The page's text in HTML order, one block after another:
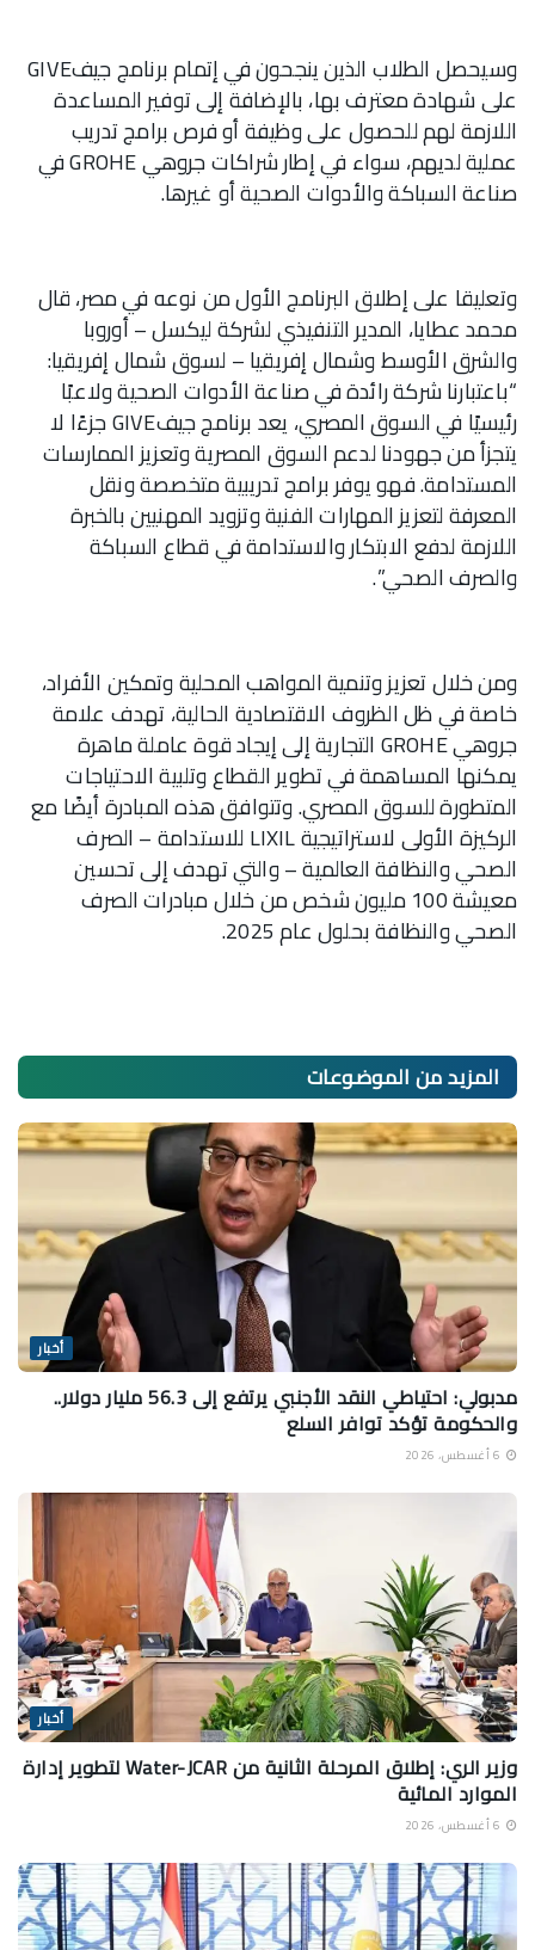
وسيحصل الطلاب الذين ينجحون في إتمام برنامج جيفGIVE
على شهادة معترف بها، بالإضافة إلى توفير المساعدة
اللازمة لهم للحصول على وظيفة أو فرص برامج تدريب
عملية لديهم، سواء في إطار شراكات جروهي GROHE في
صناعة السباكة والأدوات الصحية أو غيرها.
وتعليقا على إطلاق البرنامج الأول من نوعه في مصر، قال
محمد عطايا، المدير التنفيذي لشركة ليكسل – أوروبا
والشرق الأوسط وشمال إفريقيا – لسوق شمال إفريقيا:
“باعتبارنا شركة رائدة في صناعة الأدوات الصحية ولاعبًا
رئيسيًا في السوق المصري، يعد برنامج جيفGIVE جزءًا لا
يتجزأ من جهودنا لدعم السوق المصرية وتعزيز الممارسات
المستدامة. فهو يوفر برامج تدريبية متخصصة ونقل
المعرفة لتعزيز المهارات الفنية وتزويد المهنيين بالخبرة
اللازمة لدفع الابتكار والاستدامة في قطاع السباكة
والصرف الصحي”.
ومن خلال تعزيز وتنمية المواهب المحلية وتمكين الأفراد،
خاصة في ظل الظروف الاقتصادية الحالية، تهدف علامة
جروهي GROHE التجارية إلى إيجاد قوة عاملة ماهرة
يمكنها المساهمة في تطوير القطاع وتلبية الاحتياجات
المتطورة للسوق المصري. وتتوافق هذه المبادرة أيضًا مع
الركيزة الأولى لاستراتيجية LIXIL للاستدامة – الصرف
الصحي والنظافة العالمية – والتي تهدف إلى تحسين
معيشة 100 مليون شخص من خلال مبادرات الصرف
الصحي والنظافة بحلول عام 2025.
المزيد منالموضوعات
أخبار
مدبولي: احتياطي النقد الأجنبي يرتفع إلى 56.3 مليار دولار..
والحكومة تؤكد توافر السلع
أخبار
وزير الري: إطلاق المرحلة الثانية من Water-JCAR لتطوير إدارة
الموارد المائية